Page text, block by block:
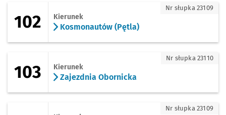
102 - kierunek Kosmonautów (Pętla)
102 Kierunek
Kosmonautów (Pętla)
Nr słupka 23109
103 - kierunek Zajezdnia Obornicka
103 Kierunek
Zajezdnia Obornicka
Nr słupka 23110
103 - kierunek Pracze OdrzańskieNr słupka 23109